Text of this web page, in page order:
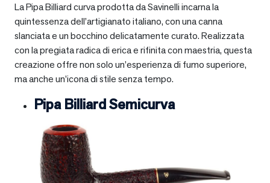
La Pipa Billiard curva prodotta da Savinelli incarna la
quintessenza dell’artigianato italiano, con una canna
slanciata e un bocchino delicatamente curato. Realizzata
con la pregiata radica di erica e rifinita con maestria, questa
creazione offre non solo un’esperienza di fumo superiore,
ma anche un’icona di stile senza tempo.
Pipa Billiard Semicurva